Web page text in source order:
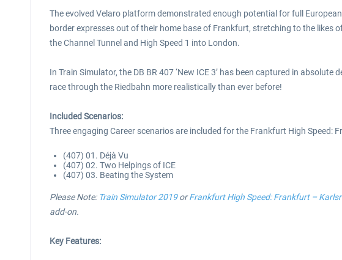
The evolved Velaro platform demonstrated enough potential for full
border expresses out of their home base of Frankfurt, stretching to the likes
the Channel Tunnel and High Speed 1 into London.
In Train Simulator, the DB BR 407 ‘New ICE 3’ has been captured in
race through the Riedbahn more realistically than ever before!
Included Scenarios:
Three engaging Career scenarios are included for the Frankfurt High Speed:
(407) 01. Déjà Vu
(407) 02. Two Helpings of ICE
(407) 03. Beating the System
Please Note: Train Simulator 2019orFrankfurt High Speed: Frankfurt –
add-on.
Key Features: